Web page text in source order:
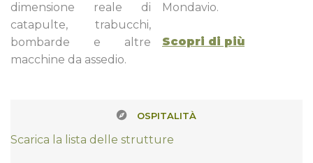
dimensione reale di
catapulte, trabucchi,
bombarde e altre
macchine da assedio.
Mondavio.
Scopri di più
OSPITALITÀ
Scarica la lista delle strutture